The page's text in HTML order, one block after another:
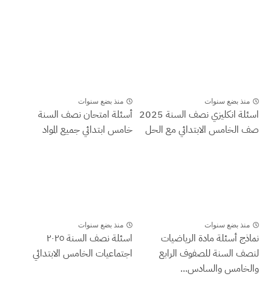
منذ بضع سنوات
اسئلة انكليزي نصف السنة 2025
صف الخامس الابتدائي مع الحل
منذ بضع سنوات
أسئلة امتحان نصف السنة
خامس ابتدائي جميع المواد
منذ بضع سنوات
نماذج أسئلة مادة الرياضيات
لنصف السنة للصفوف الرابع
والخامس والسادس...
منذ بضع سنوات
اسئلة نصف السنة ٢٠٢٥
اجتماعيات الخامس الابتدائي